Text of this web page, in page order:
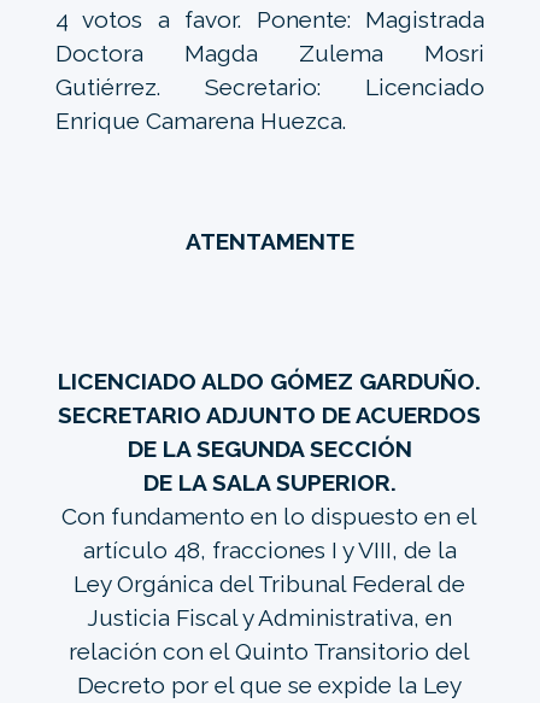
4 votos a favor. Ponente: Magistrada
Doctora Magda Zulema Mosri
Gutiérrez. Secretario: Licenciado
Enrique Camarena Huezca.
ATENTAMENTE
LICENCIADO ALDO GÓMEZ GARDUÑO.
SECRETARIO ADJUNTO DE ACUERDOS
DE LA SEGUNDA SECCIÓN
DE LA SALA SUPERIOR.
Con fundamento en lo dispuesto en el
artículo 48, fracciones I y VIII, de la
Ley Orgánica del Tribunal Federal de
Justicia Fiscal y Administrativa, en
relación con el Quinto Transitorio del
Decreto por el que se expide la Ley